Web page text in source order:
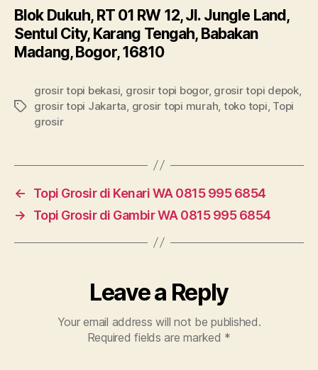
Blok Dukuh, RT 01 RW 12, Jl. Jungle Land,
Sentul City, Karang Tengah, Babakan
Madang, Bogor, 16810
Tags
grosir topi bekasi grosir topi bogor, grosir topi depok,
grosir topi Jakarta grosir topi murah toko topi Topi
grosir
←
Topi Grosir di Kenari WA 0815 995 6854
→
Topi Grosir di Gambir WA 0815 995 6854
Leave a Reply
Your email address will not be published.
Required fields are marked *